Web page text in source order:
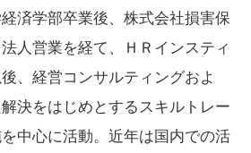
済学部卒業後、株式会社損害保
人営業を経て、ＨＲインスティ
、経営コンサルティングおよ
決をはじめとするスキルトレー
中心に活動。近年は国内での活